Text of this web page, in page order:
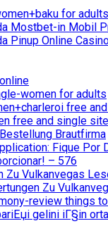
for adults
Mostbet-in Mobil
Pinup Online
women for adults
free
free and single
Brautfirma
Fique Por
– 576
Zu Vulkanvegas
Zu
review things
gelini iГ§in